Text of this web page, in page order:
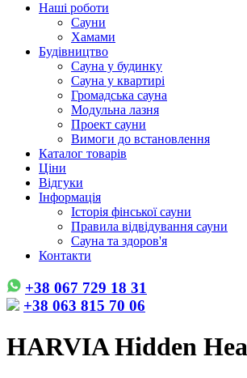
Наші роботи
Сауни
Хамами
Будівництво
Сауна у будинку
Сауна у квартирі
Громадська сауна
Модульна лазня
Проект сауни
Вимоги до встановлення
Каталог товарів
Ціни
Відгуки
Інформація
Історія фінської сауни
Правила відвідування сауни
Сауна та здоров'я
Контакти
+38 067 729 18 31
+38 063 815 70 06
HARVIA Hidden